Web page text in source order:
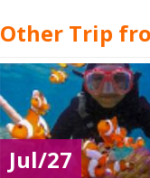
Other Trip
Jul/27